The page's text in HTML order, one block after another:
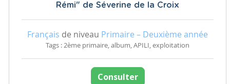
Rémi" de Séverine de la Croix
Français de niveau Primaire – Deuxième année
Tags : 2ème primaire, album, APILI, exploitation
Consulter